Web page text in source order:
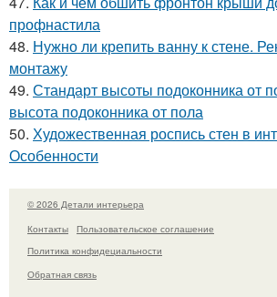
профнастила
48. Нужно ли крепить ванну к стене.
монтажу
49. Стандарт высоты подоконника от
высота подоконника от пола
50. Художественная роспись стен в
Особенности
© 2026 Детали интерьера
Контакты
Пользовательское соглашение
Политика конфидециальности
Обратная связь